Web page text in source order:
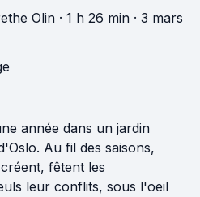
Olin · 1 h 26 min · 3 mars
année dans un jardin
Au fil des saisons,
fêtent les
leur conflits, sous l'oeil